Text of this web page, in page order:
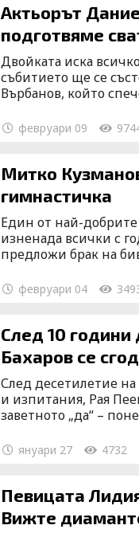
Актьорът
подготвяме
Двойката иска
събитието ще се
Върбанов, който
февруари 09
Митко
гимнастичка
Един от най-
изненада всички с
предложи брак на
февруари 04
След 10
Бахаров се
След десетилетие
и изпитания, Рая
заветното „да“ –
януари 27 4732
Певицата
Вижте